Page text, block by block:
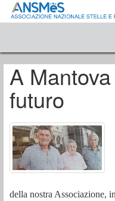
A
futuro
della nostra Associazione,